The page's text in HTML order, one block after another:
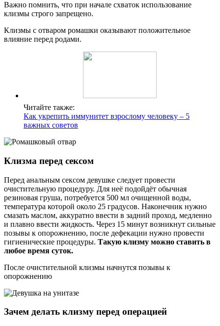
Важно помнить, что при начале схваток использование
клизмы строго запрещено.
Клизмы с отваром ромашки оказывают положительное
влияние перед родами.
Читайте также:
Как укрепить иммунитет взрослому человеку – 5
важных советов
Клизма перед сексом
Перед анальным сексом девушке следует провести
очистительную процедуру. Для неё подойдёт обычная
резиновая груша, потребуется 500 мл очищенной воды,
температура которой около 25 градусов. Наконечник нужно
смазать маслом, аккуратно ввести в задний проход, медленно
и плавно ввести жидкость. Через 15 минут возникнут сильные
позывы к опорожнению, после дефекации нужно провести
гигиенические процедуры. Такую клизму можно ставить в
любое время суток.
После очистительной клизмы начнутся позывы к
опорожнению
Зачем делать клизму перед операцией